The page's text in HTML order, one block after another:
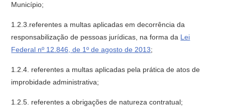
Município;
1.2.3.referentes a multas aplicadas em decorrência da
responsabilização de pessoas jurídicas, na forma da Lei
Federal nº 12.846, de 1º de agosto de 2013;
1.2.4. referentes a multas aplicadas pela prática de atos de
improbidade administrativa;
1.2.5. referentes a obrigações de natureza contratual;